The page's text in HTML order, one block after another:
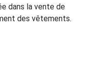
dans la vente de
des vêtements.